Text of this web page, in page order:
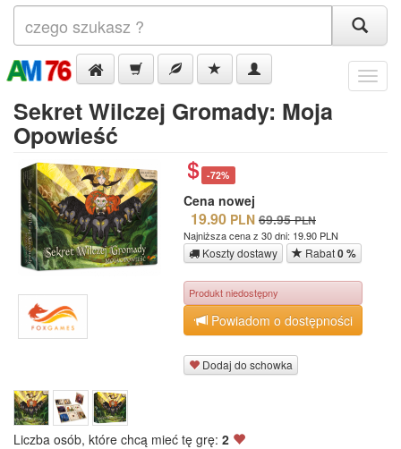
Menu
Sekret Wilczej Gromady: Moja
Opowieść
-72%
Cena nowej
19.90 PLN 69.95 PLN
Najniższa cena z 30 dni: 19.90 PLN
Koszty dostawy Rabat0 %
Produkt niedostępny
Powiadom o dostępności
Dodaj do schowka
Liczba osób, które chcą mieć tę grę: 2